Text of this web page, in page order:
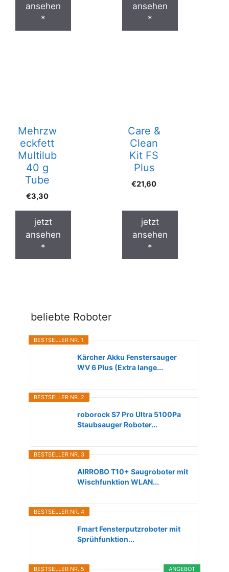
ansehen
*
ansehen
*
Mehrzw
eckfett
Multilub
40 g
Tube
€3,30
jetzt
ansehen
*
Care &
Clean
Kit FS
Plus
€21,60
jetzt
ansehen
*
beliebte Roboter
BESTSELLER NR. 1
Kärcher Akku Fenstersauger
WV 6 Plus (Extra lange...
BESTSELLER NR. 2
roborock S7 Pro Ultra 5100Pa
Staubsauger Roboter...
BESTSELLER NR. 3
AIRROBO T10+ Saugroboter mit
Wischfunktion WLAN...
BESTSELLER NR. 4
Fmart Fensterputzroboter mit
Sprühfunktion...
ANGEBOT
BESTSELLER NR. 5